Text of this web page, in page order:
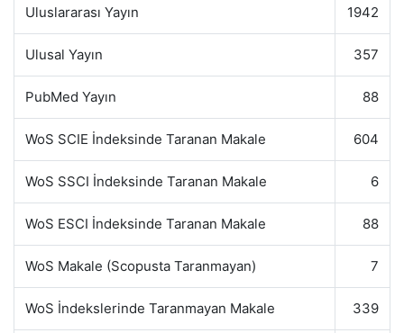
Uluslararası Yayın 1942
Ulusal Yayın 357
PubMed Yayın 88
WoS SCIE İndeksinde Taranan Makale 604
WoS SSCI İndeksinde Taranan Makale 6
WoS ESCI İndeksinde Taranan Makale 88
WoS Makale (Scopusta Taranmayan) 7
WoS İndekslerinde Taranmayan Makale 339